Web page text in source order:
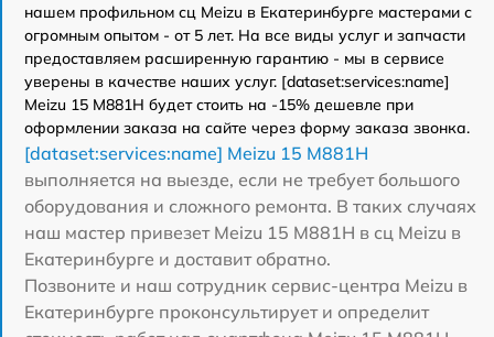
нашем профильном сц Meizu в Екатеринбурге мастерами с
огромным опытом - от 5 лет. На все виды услуг и запчасти
предоставляем расширенную гарантию - мы в сервисе
уверены в качестве наших услуг. [dataset:services:name]
Meizu 15 M881H будет стоить на -15% дешевле при
оформлении заказа на сайте через форму заказа звонка.
[dataset:services:name] Meizu 15 M881H
выполняется на выезде, если не требует большого
оборудования и сложного ремонта. В таких случаях
наш мастер привезет Meizu 15 M881H в сц Meizu в
Екатеринбурге и доставит обратно.
Позвоните и наш сотрудник сервис-центра Meizu в
Екатеринбурге проконсультирует и определит